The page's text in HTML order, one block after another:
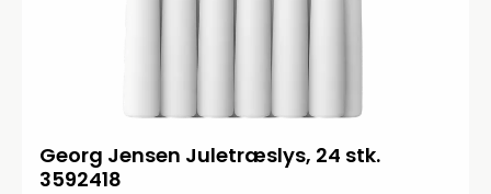
Georg Jensen Juletræslys, 24 stk.
3592418